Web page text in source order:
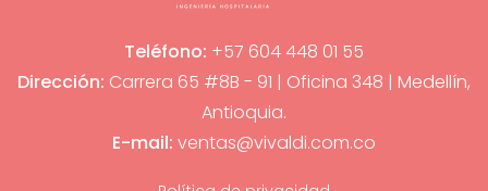
Teléfono: +57 604 448 01 55
Dirección: Carrera 65 #8B - 91 | Oficina 348 | Medellín,
Antioquia.
E-mail: ventas@vivaldi.com.co